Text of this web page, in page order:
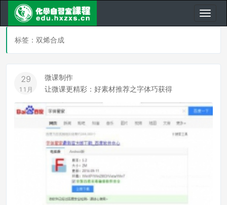
标签：双烯合成
29
11月
微课制作
让微课更精彩：好素材推荐之字体巧获得